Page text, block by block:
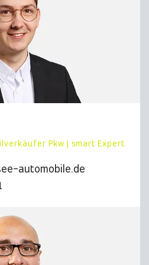
Pkw | smart Expert
automobile.de